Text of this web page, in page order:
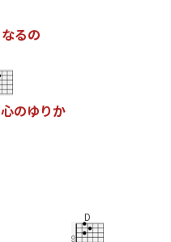
なるの
心のゆりか
D